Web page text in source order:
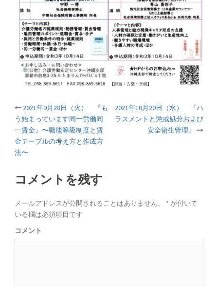
投
稿
ナ
ビ
ゲ
ー
2021年9月28日（火） 『も
う始まっています同一労働同
一賃金』〜職能等級制度と賃
金テーブルの考え方と作成方
法〜
2021年10月20日（水） 『ハ
ラスメントと懲戒処分および
安全衛生管理』
コメントを残す
メールアドレスが公開されることはありません。 * が付いて
いる欄は必須項目です
コメント